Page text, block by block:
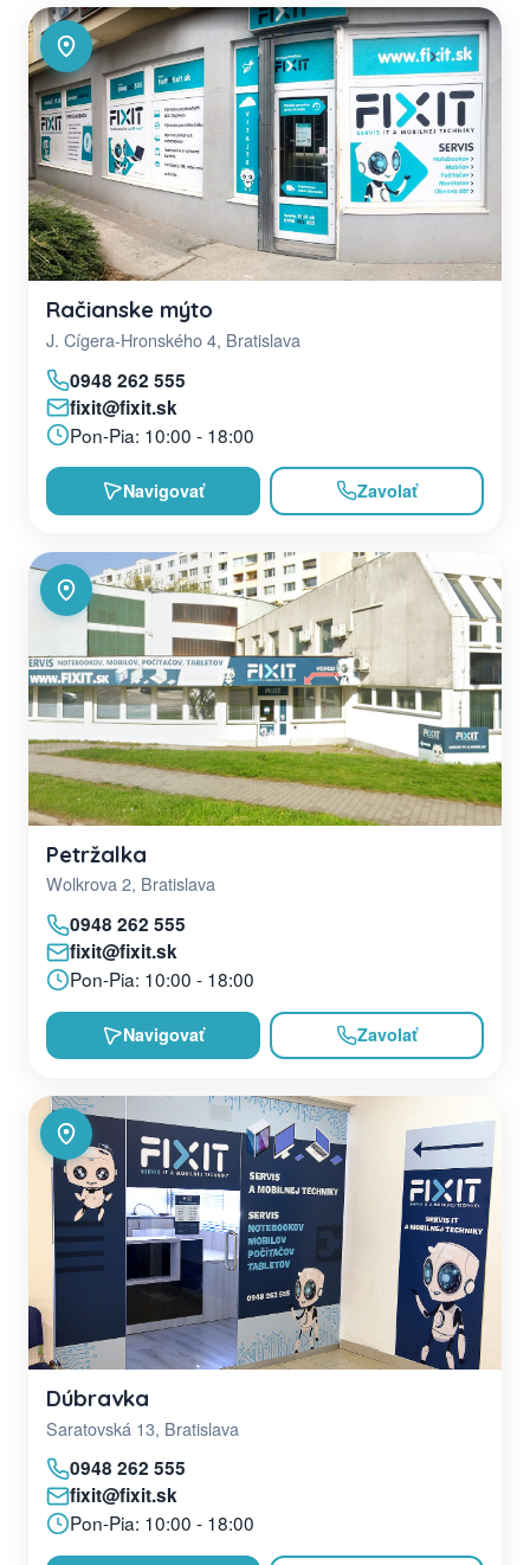
Račianske mýto
J. Cígera-Hronského 4, Bratislava
0948 262 555
fixit@fixit.sk
Pon-Pia: 10:00 - 18:00
Navigovať Zavolať
Petržalka
Wolkrova 2, Bratislava
0948 262 555
fixit@fixit.sk
Pon-Pia: 10:00 - 18:00
Navigovať Zavolať
Dúbravka
Saratovská 13, Bratislava
0948 262 555
fixit@fixit.sk
Pon-Pia: 10:00 - 18:00